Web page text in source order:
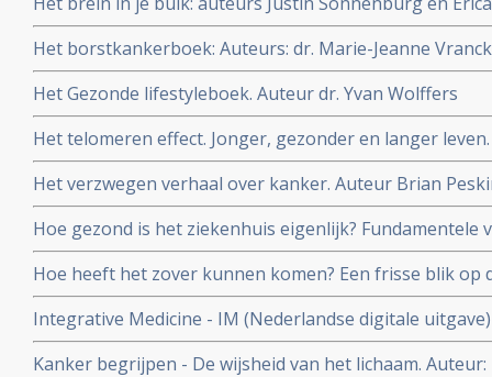
Het borstkankerboek: Auteurs: dr. Marie-Jeanne
Oldenburg, Julia van Bohemen
Het Gezonde lifestyleboek. Auteur dr. Yvan Wolffers
Het telomeren effect. Jonger, gezonder en langer
en Elissa Epel
Het verzwegen verhaal over kanker. Auteur Brian
Hoe gezond is het ziekenhuis eigenlijk? Fundamentele
Auteur: oncologisch chirurg Schelto Kruijff
Hoe heeft het zover kunnen komen? Een frisse blik op
Peter Kapitein
Integrative Medicine - IM (Nederlandse digitale
Astrid Koppen.
Kanker begrijpen - De wijsheid van het lichaam.